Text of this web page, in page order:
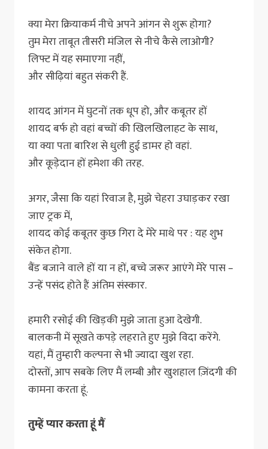
क्या मेरा क्रियाकर्म नीचे अपने आंगन से शुरू होगा?
तुम मेरा ताबूत तीसरी मंजिल से नीचे कैसे लाओगी?
लिफ्ट में यह समाएगा नहीं,
और सीढ़ियां बहुत संकरी हैं.
शायद आंगन में घुटनों तक धूप हो, और कबूतर हों
शायद बर्फ हो वहां बच्चों की खिलखिलाहट के साथ,
या क्या पता बारिश से धुली हुई डामर हो वहां.
और कूड़ेदान हों हमेशा की तरह.
अगर, जैसा कि यहां रिवाज है, मुझे चेहरा उघाड़कर रखा
जाए ट्रक में,
शायद कोई कबूतर कुछ गिरा दे मेरे माथे पर : यह शुभ
संकेत होगा.
बैंड बजाने वाले हों या न हों, बच्चे जरूर आएंगे मेरे पास –
उन्हें पसंद होते हैं अंतिम संस्कार.
हमारी रसोई की खिड़की मुझे जाता हुआ देखेगी.
बालकनी में सूखते कपड़े लहराते हुए मुझे विदा करेंगे.
यहां, मैं तुम्हारी कल्पना से भी ज्यादा खुश रहा.
दोस्तों, आप सबके लिए मैं लम्बी और खुशहाल ज़िंदगी की
कामना करता हूं.
तुम्हें प्यार करता हूं मैं